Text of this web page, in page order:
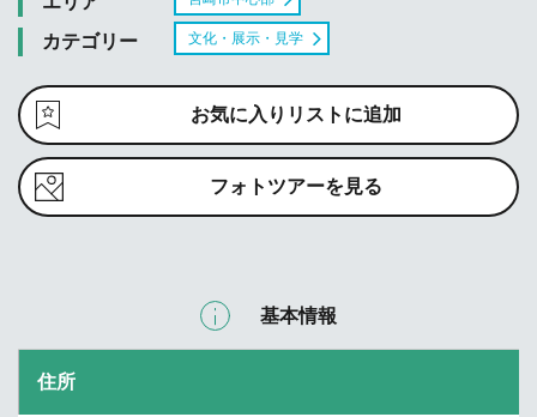
カテゴリー 文化・展示・見学
お気に入りリストに追加
フォトツアーを見る
基本情報
住所